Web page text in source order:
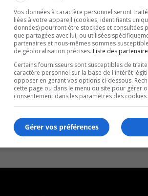
Vos données à caractère personnel seront
liées à votre appareil (cookies, identifiants
données) pourront être stockées et consultées
que partagées avec lui, ou utilisées
partenaires et nous-mêmes sommes
de géolocalisation précises. Liste des
Certains fournisseurs sont susceptibles de
caractère personnel sur la base de l'intérêt
opposer en gérant vos options ci-dessous.
cette page ou dans le menu du site pour gérer
consentement dans les paramètres des
Gérer vos préférences